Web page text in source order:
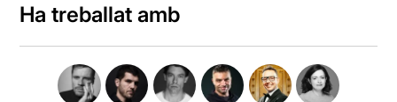
Ha treballat amb